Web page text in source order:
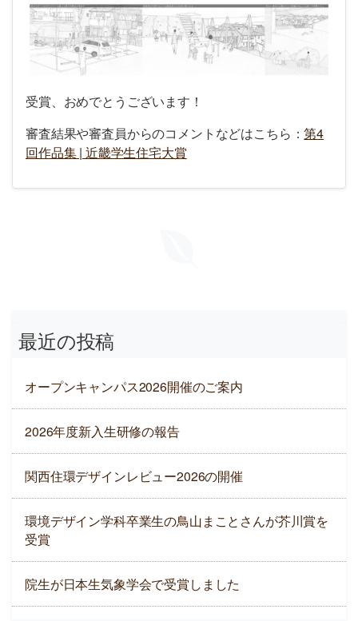
受賞、おめでとうございます！
審査結果や審査員からのコメントなどはこちら：第4
回作品集 | 近畿学生住宅大賞
最近の投稿
オープンキャンパス2026開催のご案内
2026年度新入生研修の報告
関西住環デザインレビュー2026の開催
環境デザイン学科卒業生の鳥山まことさんが芥川賞を
受賞
院生が日本生気象学会で受賞しました